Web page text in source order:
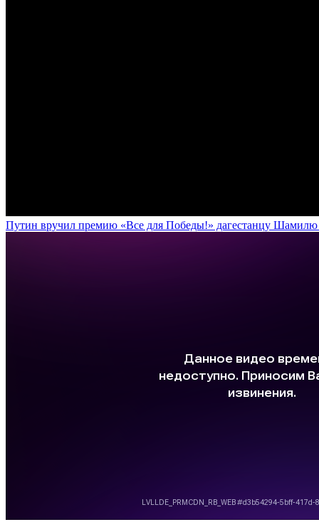
Путин вручил премию «Все для Победы!» дагестанцу Шамилю